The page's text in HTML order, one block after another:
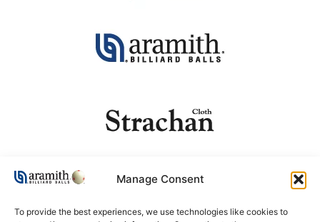
Manage Consent
To provide the best experiences, we use technologies like cookies to